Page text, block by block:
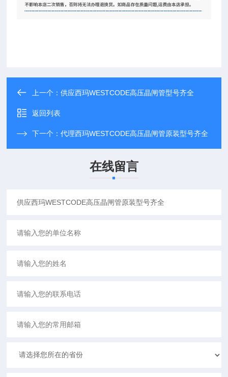
上一个：供应西玛WESTCODE高压晶闸管型号齐全
返回列表
下一个：代理西玛WESTCODE高压晶闸管原装型号齐全
在线留言